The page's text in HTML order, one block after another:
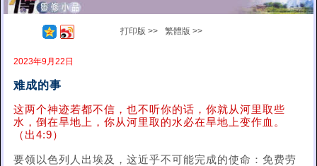
打印版 >> 繁體版 >>
2023年9月22日
难成的事
这两个神迹若都不信，也不听你的话，你就从河里取些
水，倒在旱地上，你从河里取的水必在旱地上变作血。
（出4:9）
要领以色列人出埃及，这近乎不可能完成的使命：免费劳